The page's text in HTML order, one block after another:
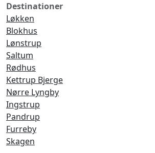
Destinationer
Løkken
Blokhus
Lønstrup
Saltum
Rødhus
Kettrup Bjerge
Nørre Lyngby
Ingstrup
Pandrup
Furreby
Skagen